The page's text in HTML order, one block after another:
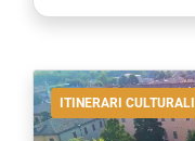
ITINERARI CULTURALI